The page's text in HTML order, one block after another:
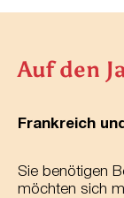
Auf den
Frankreich
Sie benötigen
möchten sich